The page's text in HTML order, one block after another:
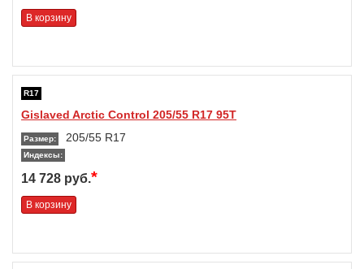
В корзину
R17
Gislaved Arctic Control 205/55 R17 95T
Размер: 205/55 R17
Индексы:
14 728 руб.*
В корзину